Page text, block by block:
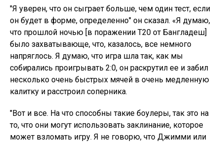
"Я уверен, что он сыграет больше, чем один тест, если
он будет в форме, определенно" он сказал. «Я думаю,
что прошлой ночью [в поражении T20 от Бангладеш]
было захватывающе, что, казалось, все немного
напряглось. Я думаю, что игра шла так, как мы
собирались проигрывать 2:0, он раскрутил ее и забил
несколько очень быстрых мячей в очень медленную
калитку и расстроил соперника.
"Вот и все. На что способны такие боулеры, так это на
то, что они могут использовать заклинание, которое
может взломать игру. Я не говорю, что Джимми или